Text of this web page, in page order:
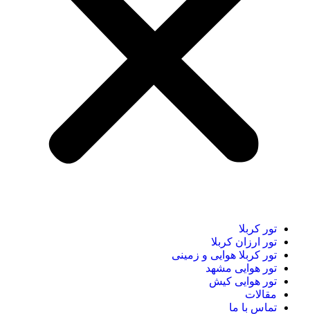
تور کربلا
تور ارزان کربلا
تور کربلا هوایی و زمینی
تور هوایی مشهد
تور هوایی کیش
مقالات
تماس با ما